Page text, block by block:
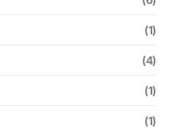
(1)
(4)
(1)
(1)